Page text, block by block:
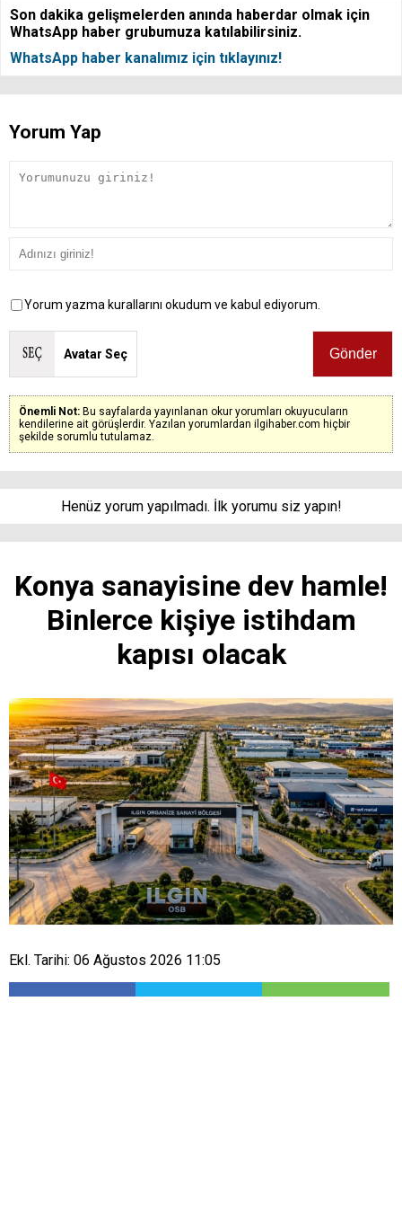
Son dakika gelişmelerden anında haberdar olmak için
WhatsApp haber grubumuza katılabilirsiniz.
WhatsApp haber kanalımız için tıklayınız!
Yorum Yap
Yorum yazma kurallarını okudum ve kabul ediyorum.
Avatar Seç
Önemli Not: Bu sayfalarda yayınlanan okur yorumları okuyucuların
kendilerine ait görüşlerdir. Yazılan yorumlardan ilgihaber.com hiçbir
şekilde sorumlu tutulamaz.
Henüz yorum yapılmadı. İlk yorumu siz yapın!
Konya sanayisine dev hamle!
Binlerce kişiye istihdam
kapısı olacak
Ekl. Tarihi: 06 Ağustos 2026 11:05